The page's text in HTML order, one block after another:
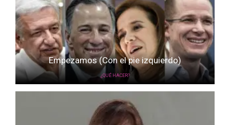
Empezamos (Con el pie izquierdo)
¿QUÉ HACER?